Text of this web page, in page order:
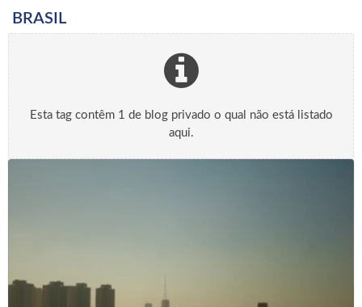
BRASIL
Esta tag contêm 1 de blog privado o qual não está listado
aqui.